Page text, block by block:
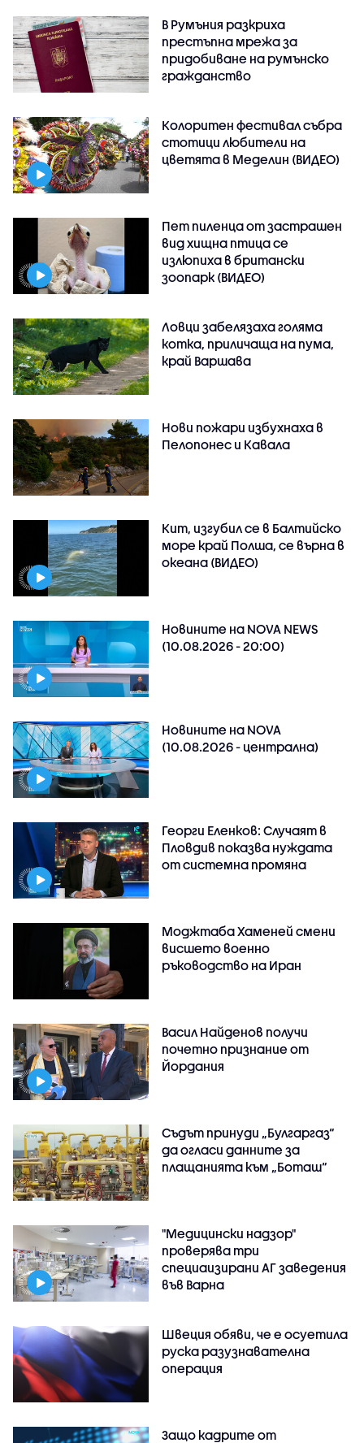
В Румъния разкриха
престъпна мрежа за
придобиване на румънско
гражданство
Колоритен фестивал събра
стотици любители на
цветята в Меделин (ВИДЕО)
Пет пиленца от застрашен
вид хищна птица се
излюпиха в британски
зоопарк (ВИДЕО)
Ловци забелязаха голяма
котка, приличаща на пума,
край Варшава
Нови пожари избухнаха в
Пелопонес и Кавала
Кит, изгубил се в Балтийско
море край Полша, се върна в
океана (ВИДЕО)
Новините на NOVA NEWS
(10.08.2026 - 20:00)
Новините на NOVA
(10.08.2026 - централна)
Георги Еленков: Случаят в
Пловдив показва нуждата
от системна промяна
Моджтаба Хаменей смени
висшето военно
ръководство на Иран
Васил Найденов получи
почетно признание от
Йордания
Съдът принуди „Булгаргаз“
да огласи данните за
плащанията към „Боташ“
"Медицински надзор"
проверява три
специаизирани АГ заведения
във Варнa
Швеция обяви, че е осуетила
руска разузнавателна
операция
Защо кадрите от